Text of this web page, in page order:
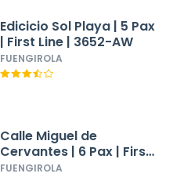
Edicicio Sol Playa | 5 Pax
| First Line | 3652-AW
FUENGIROLA
Calle Miguel de
Cervantes | 6 Pax | First
Line | 3687-AW
FUENGIROLA